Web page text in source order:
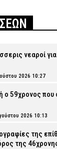
νεαροί
2026 10:27
ο 59χρονος
2026 10:13
της
της